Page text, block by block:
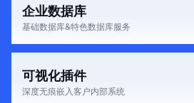
企业数据库
基础数据库&特色数据库服务
可视化插件
深度无痕嵌入客户内部系统